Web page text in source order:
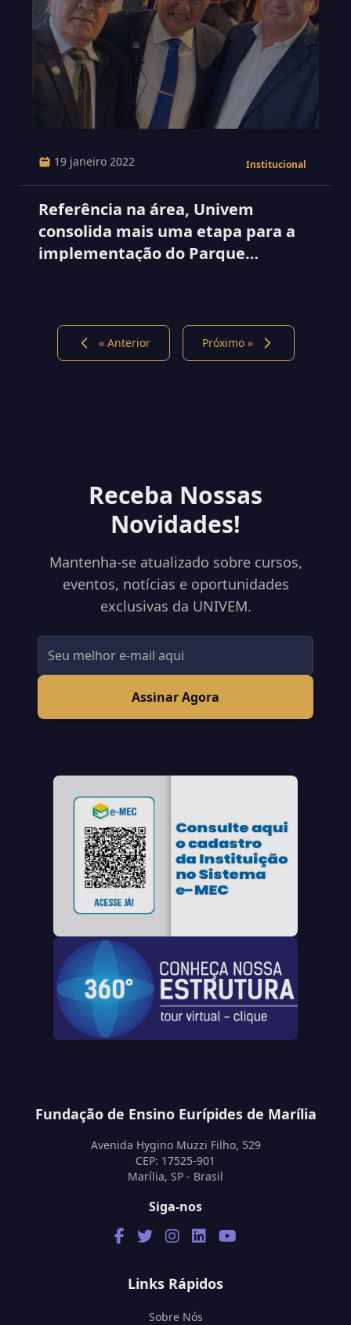
19 janeiro 2022 Institucional
Referência na área, Univem
consolida mais uma etapa para a
implementação do Parque
« Anterior Próximo »
Receba Nossas
Novidades!
Mantenha-se atualizado sobre cursos,
eventos, notícias e oportunidades
exclusivas da UNIVEM.
Assinar Agora
Fundação de Ensino Eurípides de Marília
Avenida Hygino Muzzi Filho, 529
CEP: 17525-901
Marília, SP - Brasil
Siga-nos
Links Rápidos
Sobre Nós